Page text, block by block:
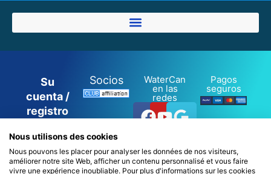
Su
cuenta /
registro
de
sesión
Socios WaterCan
en las
redes
Facebook
Youtube
Google
Pagos
seguros
0
Nous utilisons des cookies
Nous pouvons les placer pour analyser les données de nos visiteurs,
améliorer notre site Web, afficher un contenu personnalisé et vous faire
vivre une expérience inoubliable. Pour plus d'informations sur les cookies